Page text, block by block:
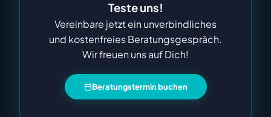
Teste uns!
Vereinbare jetzt ein unverbindliches
und kostenfreies Beratungsgespräch.
Wir freuen uns auf Dich!
Beratungstermin buchen